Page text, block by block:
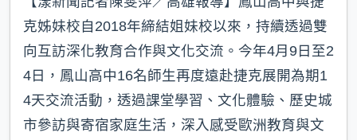
克姊妹校自2018年締結姐妹校以來，持續透過雙
向互訪深化教育合作與文化交流。今年4月9日至2
4日，鳳山高中16名師生再度遠赴捷克展開為期1
4天交流活動，透過課堂學習、文化體驗、歷史城
市參訪與寄宿家庭生活，深入感受歐洲教育與文